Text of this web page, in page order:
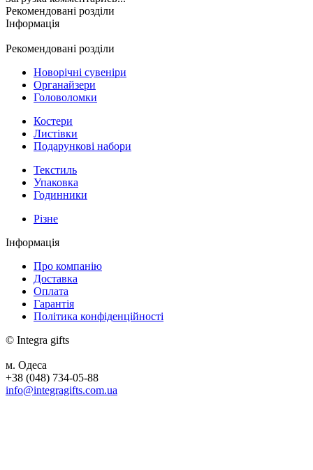
Рекомендовані розділи
Інформація
Рекомендовані розділи
Новорічні сувеніри
Органайзери
Головоломки
Костери
Листівки
Подарункові набори
Текстиль
Упаковка
Годинники
Різне
Інформація
Про компанію
Доставка
Оплата
Гарантія
Політика конфіденційності
© Integra gifts
м. Одеса
+38 (048) 734-05-88
info@integragifts.com.ua